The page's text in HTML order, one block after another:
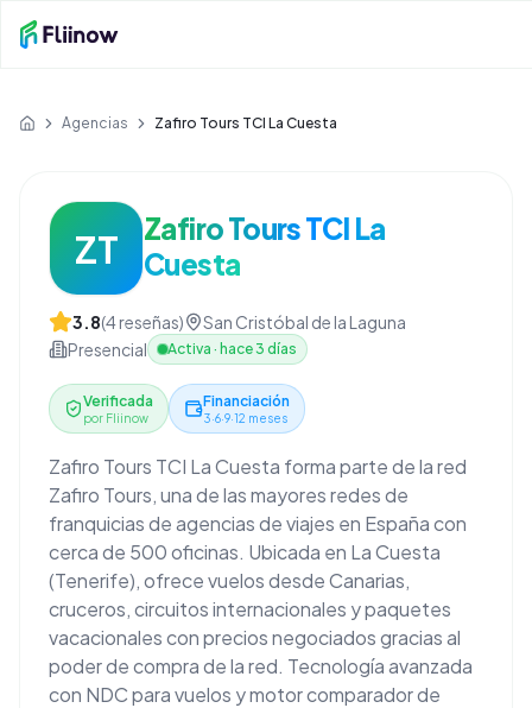
Inicio Agencias Zafiro Tours TCI La Cuesta
ZT
Zafiro Tours TCI La
Cuesta
3.8(4reseñas)
San Cristóbal de la Laguna
Presencial
Activa · hace 3 días
Verificada
por Fliinow
Financiación
3·6·9·12 meses
Zafiro Tours TCI La Cuesta forma parte de la red
Zafiro Tours, una de las mayores redes de
franquicias de agencias de viajes en España con
cerca de 500 oficinas. Ubicada en La Cuesta
(Tenerife), ofrece vuelos desde Canarias,
cruceros, circuitos internacionales y paquetes
vacacionales con precios negociados gracias al
poder de compra de la red. Tecnología avanzada
con NDC para vuelos y motor comparador de